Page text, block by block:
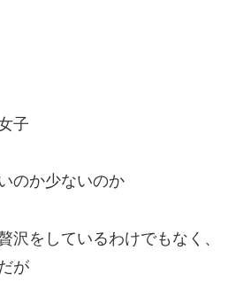
子
のか少ないのか
沢をしているわけでもなく、
が